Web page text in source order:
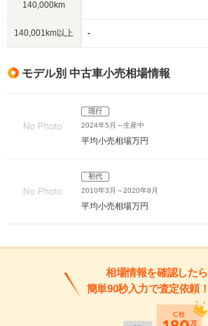
140,000km
140,001km以上 -
モデル別 中古車小売相場情報
現行
2024年5月～生産中
平均小売相場万円
初代
2010年3月～2020年8月
平均小売相場万円
相場情報を確認したら
簡単90秒入力で査定依頼！